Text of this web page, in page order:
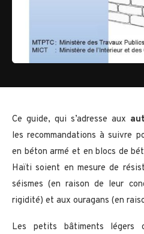
Ce guide, qui s’adresse aux
les recommandations à suivre
en béton armé et en blocs de
Haïti soient en mesure de
séismes (en raison de leur
rigidité) et aux ouragans (en
Les petits bâtiments